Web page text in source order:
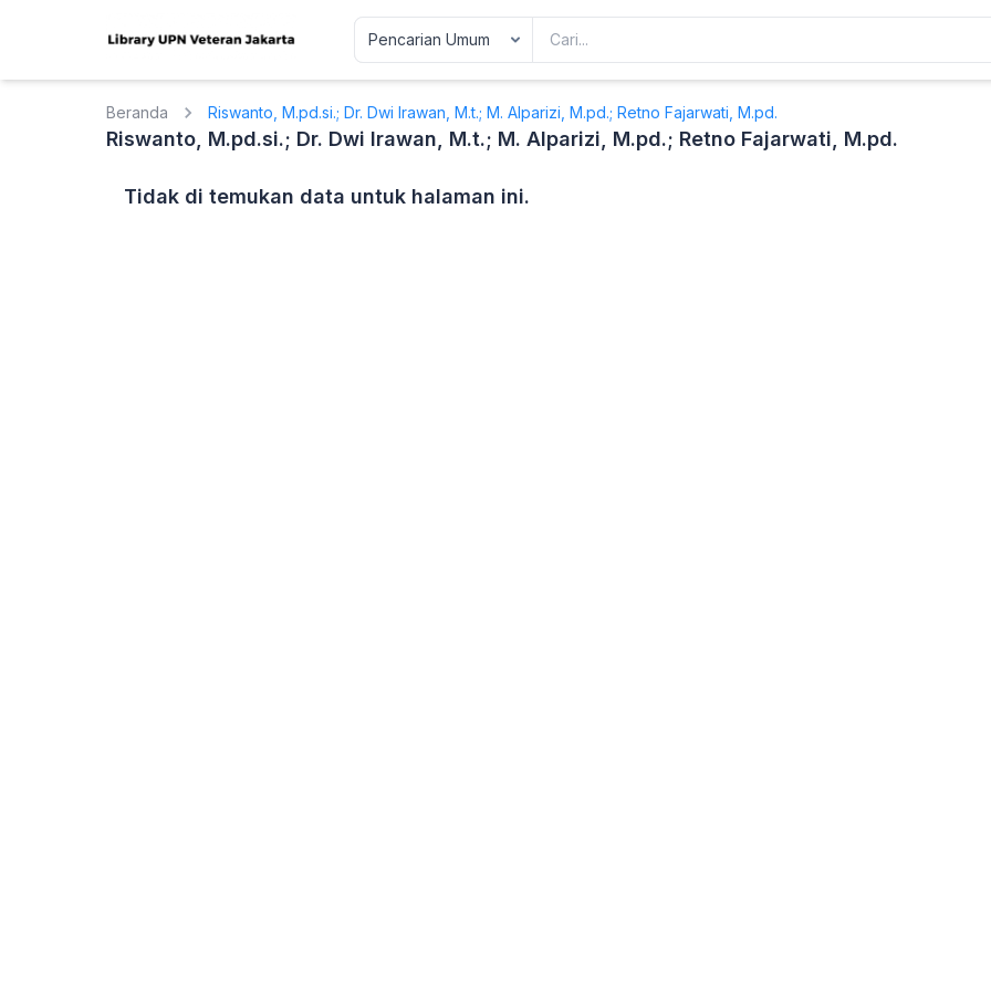
Beranda Riswanto, M.pd.si.; Dr. Dwi Irawan, M.t.; M. Alparizi, M.pd.; Retno Fajarwati, M.pd.
Riswanto, M.pd.si.; Dr. Dwi Irawan, M.t.; M. Alparizi, M.pd.; Retno Fajarwati, M.pd.
Tidak di temukan data untuk halaman ini.